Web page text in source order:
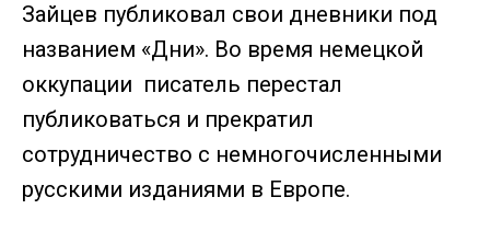
Зайцев публиковал свои дневники под
названием «Дни». Во время немецкой
оккупации писатель перестал
публиковаться и прекратил
сотрудничество с немногочисленными
русскими изданиями в Европе.